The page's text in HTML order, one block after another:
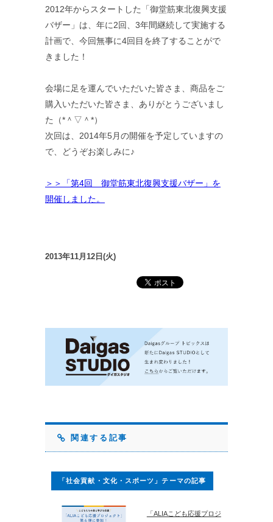
2012年からスタートした「御堂筋東北復興支援
バザー」は、年に2回、3年間継続して実施する
計画で、今回無事に4回目を終了することがで
きました！
会場に足を運んでいただいた皆さま、商品をご
購入いただいた皆さま、ありがとうございまし
た（*＾▽＾*）
次回は、2014年5月の開催を予定していますの
で、どうぞお楽しみに♪
＞＞「第4回 御堂筋東北復興支援バザー」を
開催しました。
2013年11月12日(火)
関連する記事
「社会貢献・文化・スポーツ」テーマの記事
「ALIAこども応援プロジ